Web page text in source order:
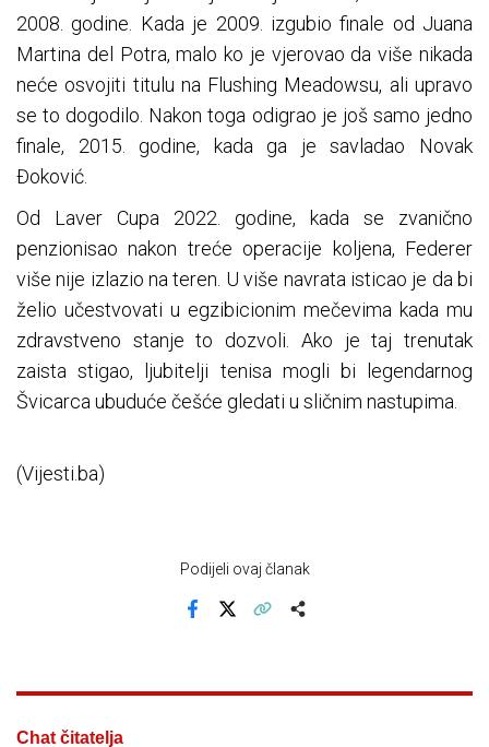
2008. godine. Kada je 2009. izgubio finale od Juana
Martina del Potra, malo ko je vjerovao da više nikada
neće osvojiti titulu na Flushing Meadowsu, ali upravo
se to dogodilo. Nakon toga odigrao je još samo jedno
finale, 2015. godine, kada ga je savladao Novak
Đoković.
Od Laver Cupa 2022. godine, kada se zvanično
penzionisao nakon treće operacije koljena, Federer
više nije izlazio na teren. U više navrata isticao je da bi
želio učestvovati u egzibicionim mečevima kada mu
zdravstveno stanje to dozvoli. Ako je taj trenutak
zaista stigao, ljubitelji tenisa mogli bi legendarnog
Švicarca ubuduće češće gledati u sličnim nastupima.
(Vijesti.ba)
Podijeli ovaj članak
Chat čitatelja